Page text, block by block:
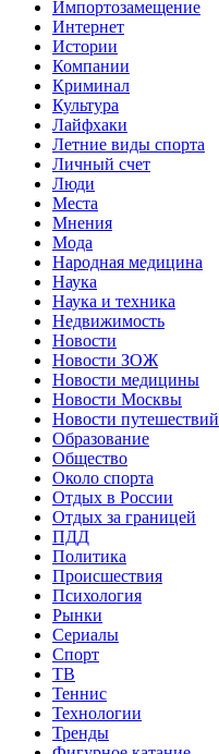
Импортозамещение
Интернет
Истории
Компании
Криминал
Культура
Лайфхаки
Летние виды спорта
Личный счет
Люди
Места
Мнения
Мода
Народная медицина
Наука
Наука и техника
Недвижимость
Новости
Новости ЗОЖ
Новости медицины
Новости Москвы
Новости путешествий
Образование
Общество
Около спорта
Отдых в России
Отдых за границей
ПДД
Политика
Происшествия
Психология
Рынки
Сериалы
Спорт
ТВ
Теннис
Технологии
Тренды